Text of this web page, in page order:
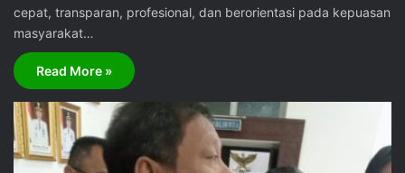
cepat, transparan, profesional, dan berorientasi pada kepuasan
masyarakat…
Read More »